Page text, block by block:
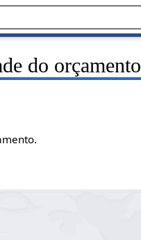
do orçamento